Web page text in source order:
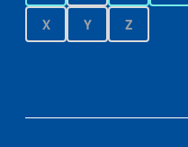
X
Y Z